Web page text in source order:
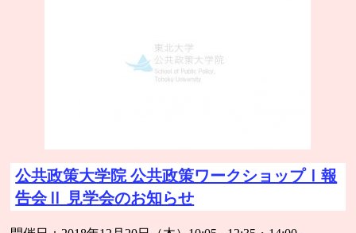
公共政策大学院 公共政策ワークショップⅠ報
告会Ⅱ 見学会のお知らせ